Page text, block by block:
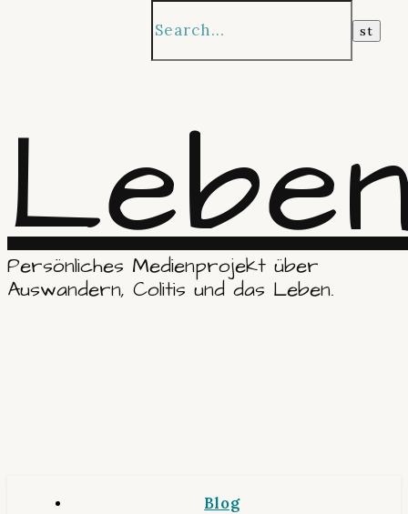
Persönliches Medienprojekt über
Auswandern, Colitis und das Leben.
Blog